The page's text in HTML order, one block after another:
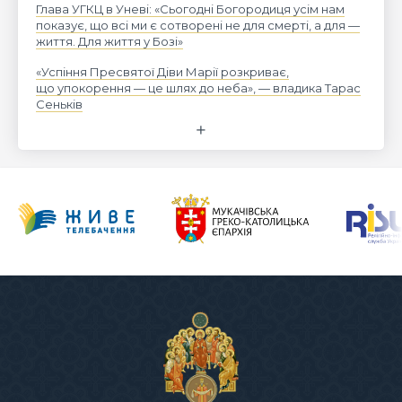
Глава УГКЦ в Уневі: «Сьогодні Богородиця усім нам
показує, що всі ми є сотворені не для смерті, а для —
життя. Для життя у Бозі»
«Успіння Пресвятої Діви Марії розкриває,
що упокорення — це шлях до неба», — владика Тарас
Сеньків